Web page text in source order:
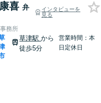
喜 弁
インタビューを
見る
務所
草津駅から
徒歩5分
営業時間：本
日定休日